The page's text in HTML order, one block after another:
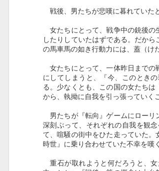
戦後、男たちが悲嘆に暮れていた
女たちにとって、戦争中の銃後の
したりしていたはずである。だか
の馬車馬の如き行動力には、蓋（け
女たちにとって、一体昨日までの
にしてしまうと、『今、このとき
る。少なくとも、この国の女たち
から、執拗に自我を引っ張っていく
男たちが『転向』ゲームにローリ
深刻ぶって、それぞれの自我を観
て、喧騒の街中をひた走っていた
時世』に乗り合わせていた不幸を嘆
重石が取れようと何だろうと、
回答を弄っていった挙句、何かぼ
んやりとした軟着点に逸早く潜入
し、分ったつもりになっても、脳
の前にたじろぎ、怯え、慄く感情
との共存は苦痛でもあった。
それは、私が十歳の時に淵源す
二度に亘る激しい癲癇発作に襲わ
れて、荒れ狂うように噴き上がっ
た。私は身動きできず、ひたすら
れるのです」
去年１０月に
の戦闘。リフ
もメディアの
た。
「何が起こっ
でしょう。こ
こんなのあん
ラエルが思う
い。私は学者
の武器はペン
ラエル人が我
ラエル兵に投
らだ。
「女性がこんな
思っていました
あたりに関して
１０メートルほ
男性の言葉であ
あの状況で誰も
そこで出した結
見てしまったも
配偶者も二人で
NOV
24
魂の形
―― 宮沢
の人物の実体を
を説く法華経の
の詩作や童話で
では、賢治の平
地元農民の貧困
神を培っていっ
MAY
驚異的
がない